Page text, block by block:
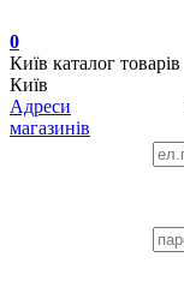
0
Київ каталог товарів
Київ
Адреси
магазинів